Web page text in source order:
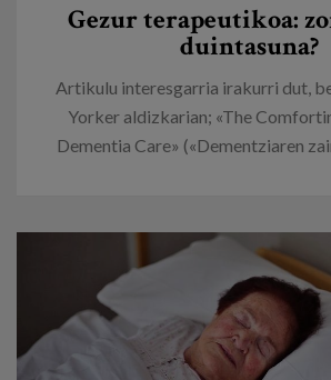
Gezur terapeutikoa:
duintasuna?
Artikulu interesgarria irakurri dut,
Yorker aldizkarian; «The
Dementia Care» («Dementziaren